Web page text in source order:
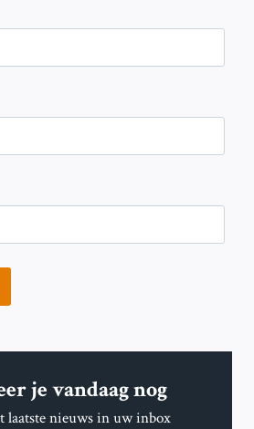
je vandaag nog
laatste nieuws in uw inbox